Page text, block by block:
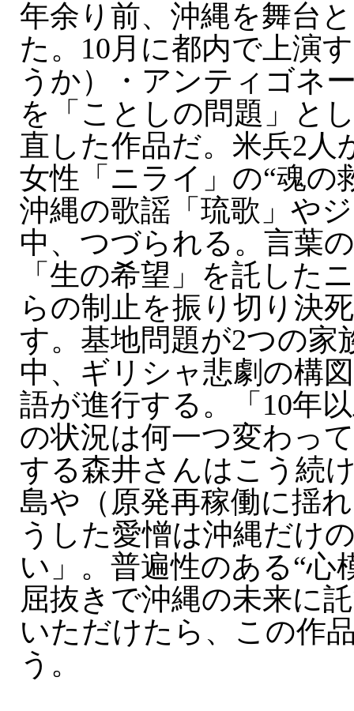
年余り前、沖縄を舞台
た。10月に都内で上演
うか）・アンティゴネ
を「ことしの問題」と
直した作品だ。米兵2人
女性「ニライ」の“魂の
沖縄の歌謡「琉歌」や
中、つづられる。言葉
「生の希望」を託した
らの制止を振り切り決
す。基地問題が2つの家
中、ギリシャ悲劇の構
語が進行する。「10年
の状況は何一つ変わっ
する森井さんはこう続
島や（原発再稼働に揺
うした愛憎は沖縄だけ
い」。普遍性のある“心
屈抜きで沖縄の未来に
いただけたら、この作
う。